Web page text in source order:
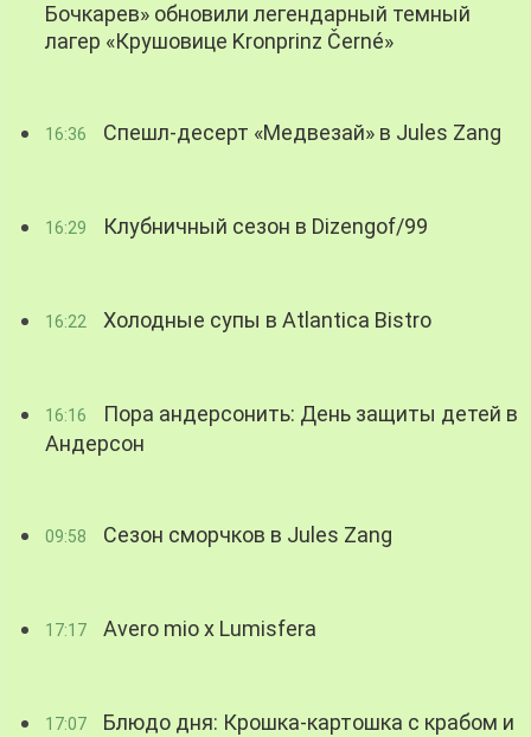
Бочкарев» обновили легендарный темный
лагер «Крушовице Kronprinz Černé»
16:36 Спешл-десерт «Медвезай» в Jules Zang
16:29 Клубничный сезон в Dizengof/99
16:22 Холодные супы в Atlantica Bistro
16:16
Пора андерсонить: День защиты детей в
Андерсон
09:58 Сезон сморчков в Jules Zang
17:17 Avero mio x Lumisfera
17:07
Блюдо дня: Крошка-картошка с крабом и